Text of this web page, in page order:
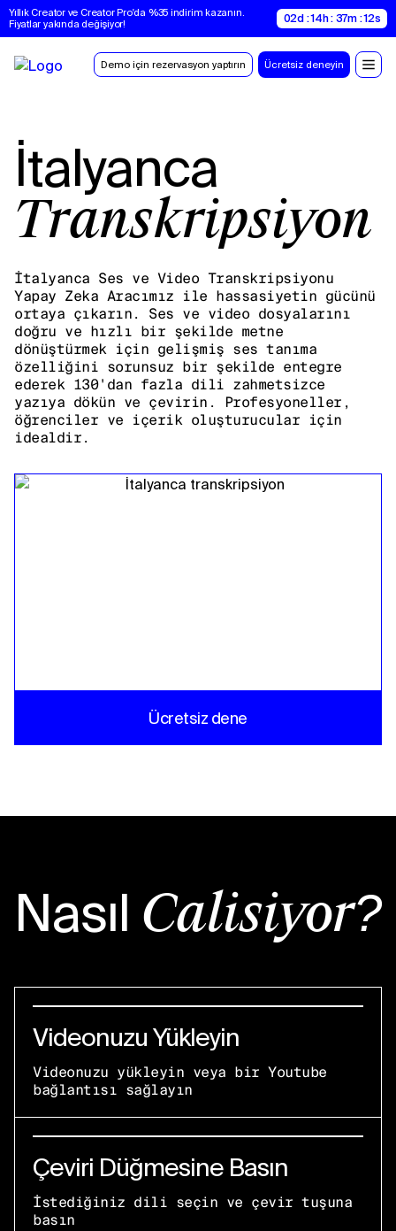
Yıllık Creator ve Creator Pro'da %35 indirim kazanın.
Fiyatlar yakında değişiyor!
02d : 14h : 37m : 11s
Demo için rezervasyon yaptırın Ücretsiz deneyin
İtalyanca
Transkripsiyon
İtalyanca Ses ve Video Transkripsiyonu
Yapay Zeka Aracımız ile hassasiyetin gücünü
ortaya çıkarın. Ses ve video dosyalarını
doğru ve hızlı bir şekilde metne
dönüştürmek için gelişmiş ses tanıma
özelliğini sorunsuz bir şekilde entegre
ederek 130'dan fazla dili zahmetsizce
yazıya dökün ve çevirin. Profesyoneller,
öğrenciler ve içerik oluşturucular için
idealdir.
Ücretsiz dene
Nasıl Çalışıyor?
Videonuzu Yükleyin
Videonuzu yükleyin veya bir Youtube
bağlantısı sağlayın
Çeviri Düğmesine Basın
İstediğiniz dili seçin ve çevir tuşuna
basın